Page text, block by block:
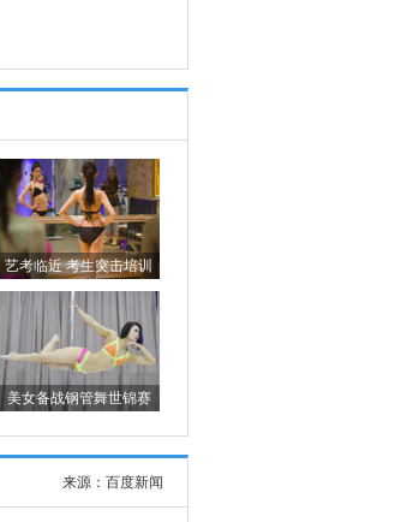
艺考临近 考生突击培训
美女备战钢管舞世锦赛
来源： 百度新闻